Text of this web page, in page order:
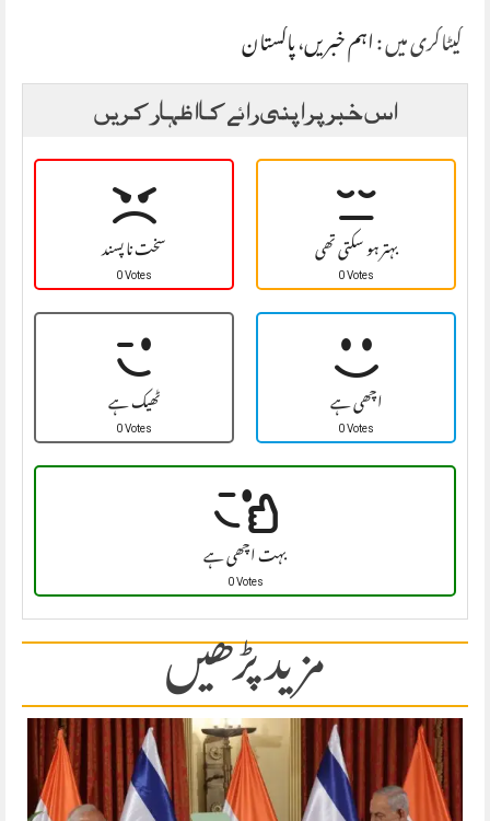
کیٹاگری میں :اہم خبریں،پاکستان
اس خبر پر اپنی رائے کا اظہار کریں
سخت نا پسند
0 Votes بہتر ہو سکتی تھی
0 Votes
ٹھیک ہے
0 Votes اچھی ہے
0 Votes
بہت اچھی ہے
0 Votes
مزید پڑھیں